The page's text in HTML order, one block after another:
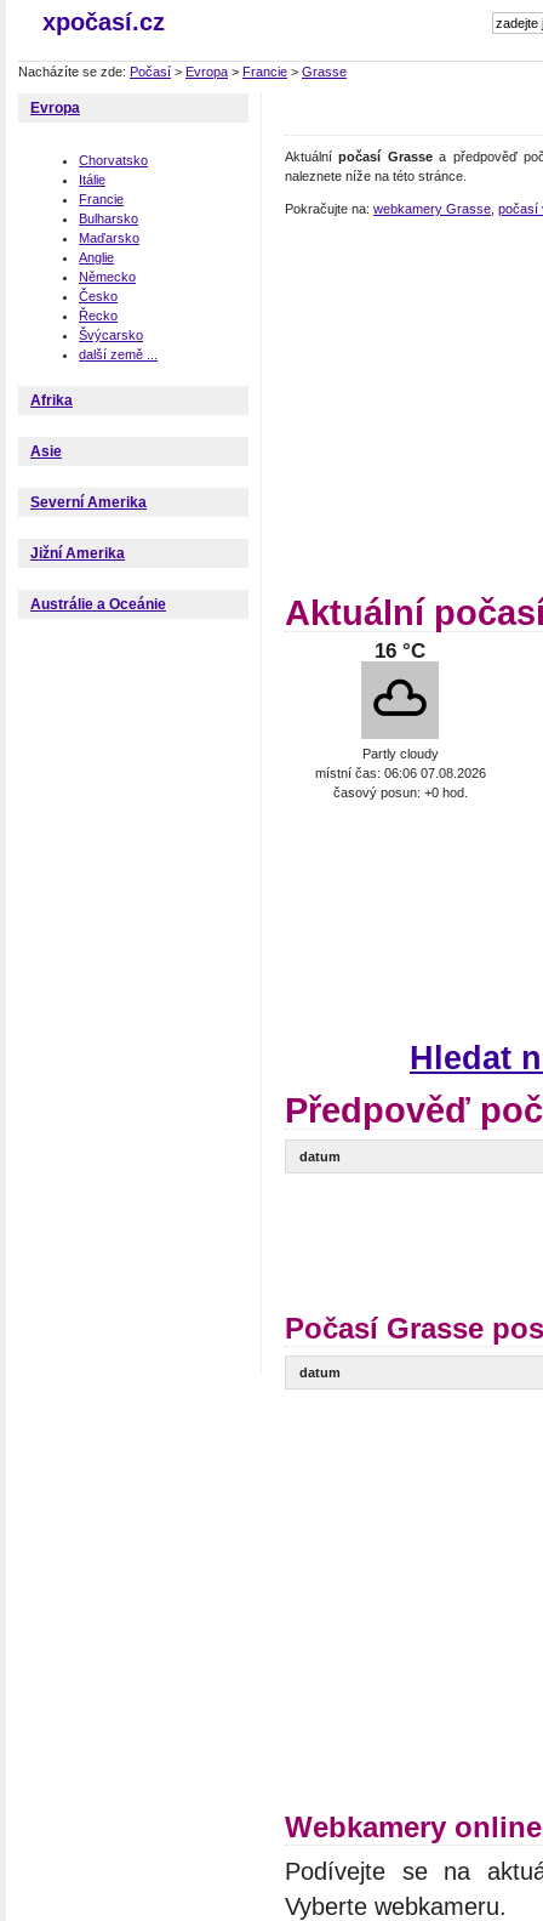
xpočasí.cz
Nacházíte se zde: Počasí > Evropa > Francie > Grasse
Evropa
Chorvatsko
Itálie
Francie
Bulharsko
Maďarsko
Anglie
Německo
Česko
Řecko
Švýcarsko
další země ...
Afrika
Asie
Severní Amerika
Jižní Amerika
Austrálie a Oceánie
Aktuálnípočasí Grassea předpověď
naleznete níže na této stránce.
Pokračujte na: webkamery Grasse počasí
Aktuální
16 °C
Partly cloudy
místní čas: 06:06 07.08.2026
časový posun: +0 hod.
Hledat
Předpověď
datum
Počasí Grasse
datum
Webkamery
Podívejte se na
Vyberte webkameru.